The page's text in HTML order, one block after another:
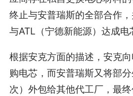
终止与安普瑞斯的全部合作
与ATL（宁德新能源）达成电
根据安克方面的描述，安克
购电芯，而安普瑞斯又将部
次）外包给其他代工厂，最